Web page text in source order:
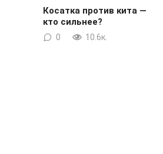
Косатка против кита —
кто сильнее?
0 10.6к.